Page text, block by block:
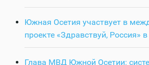
Южная Осетия участвует в
проекте «Здравствуй, Россия»
Глава МВД Южной Осетии: